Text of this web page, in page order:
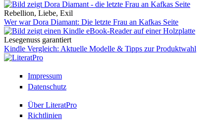
Rebellion, Liebe, Exil
Wer war Dora Diamant: Die letzte Frau an Kafkas Seite
Lesegenuss garantiert
Kindle Vergleich: Aktuelle Modelle & Tipps zur Produktwahl
Impressum
Datenschutz
Über LiteratPro
Richtlinien